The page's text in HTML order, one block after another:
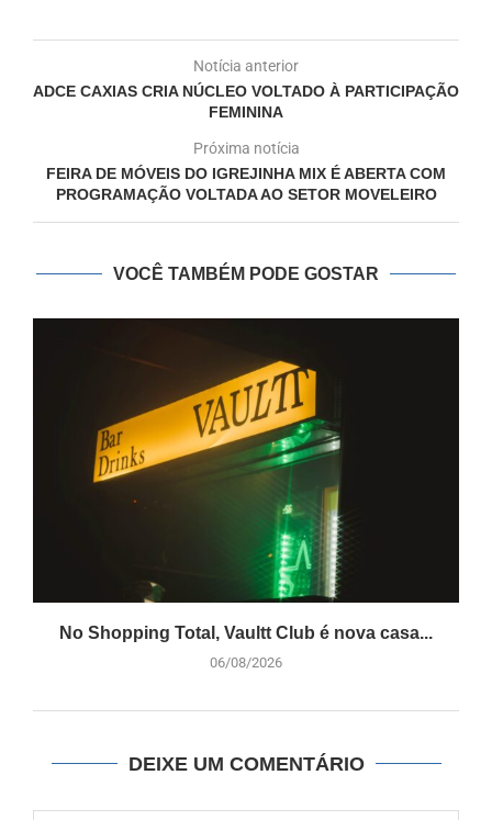
Notícia anterior
ADCE CAXIAS CRIA NÚCLEO VOLTADO À PARTICIPAÇÃO
FEMININA
Próxima notícia
FEIRA DE MÓVEIS DO IGREJINHA MIX É ABERTA COM
PROGRAMAÇÃO VOLTADA AO SETOR MOVELEIRO
VOCÊ TAMBÉM PODE GOSTAR
No Shopping Total, Vaultt Club é nova casa...
06/08/2026
DEIXE UM COMENTÁRIO